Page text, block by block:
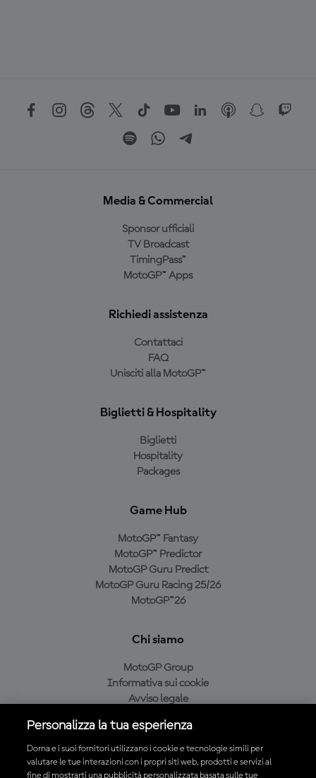
Media & Commercial
Sponsor ufficiali
TV Broadcast
TimingPass™
MotoGP™ Apps
Richiedi assistenza
Contattaci
FAQ
Unisciti alla MotoGP™
Biglietti & Hospitality
Biglietti
Hospitality
Packages
Game Hub
MotoGP™ Fantasy
MotoGP™ Predictor
MotoGP Guru Predict
MotoGP Guru Racing 25/26
MotoGP™26
Chi siamo
MotoGP Group
Informativa sui cookie
Avviso legale
Condizioni di acquisto
Personalizza la tua esperienza
Dorna e i suoi fornitori utilizzano i cookie e tecnologie simili per
valutare le tue interazioni con i propri siti web, prodotti e servizi al
fine di mostrarti una pubblicità personalizzata basata sulle tue